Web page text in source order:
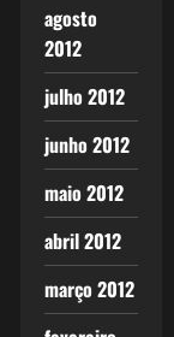
agosto
2012
julho 2012
junho 2012
maio 2012
abril 2012
março 2012